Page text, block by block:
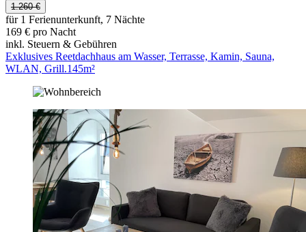
1.260 €
für 1 Ferienunterkunft, 7 Nächte
169 € pro Nacht
inkl. Steuern & Gebühren
Exklusives Reetdachhaus am Wasser, Terrasse, Kamin, Sauna,
WLAN, Grill.145m²